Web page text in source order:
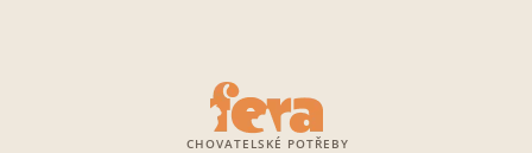
CHOVATELSKÉ POTŘEBY